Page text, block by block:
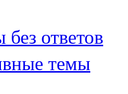
ответов
темы